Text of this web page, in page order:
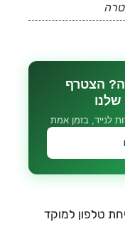
הצטרף
לנייד, בזמן אמת
התקבלה שיחת טלפון למוקד